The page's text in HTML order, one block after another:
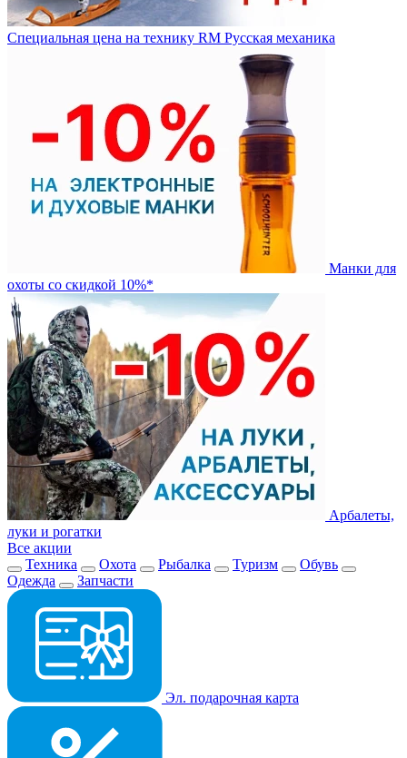
Специальная цена на технику RM Русская механика
Манки для
охоты со скидкой 10%*
Арбалеты,
луки и рогатки
Все акции
Техника
Охота Рыбалка Туризм
Обувь
Одежда
Запчасти
Эл. подарочная карта